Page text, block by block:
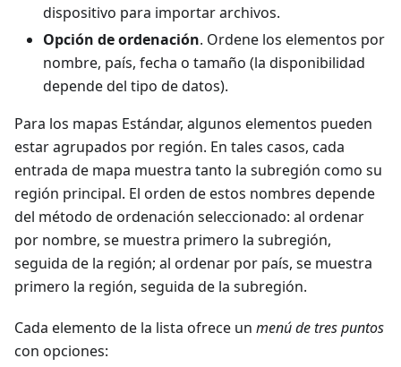
dispositivo para importar archivos.
Opción de ordenación. Ordene los elementos por
nombre, país, fecha o tamaño (la disponibilidad
depende del tipo de datos).
Para los mapas Estándar, algunos elementos pueden
estar agrupados por región. En tales casos, cada
entrada de mapa muestra tanto la subregión como su
región principal. El orden de estos nombres depende
del método de ordenación seleccionado: al ordenar
por nombre, se muestra primero la subregión,
seguida de la región; al ordenar por país, se muestra
primero la región, seguida de la subregión.
Cada elemento de la lista ofrece un menú de tres puntos
con opciones: